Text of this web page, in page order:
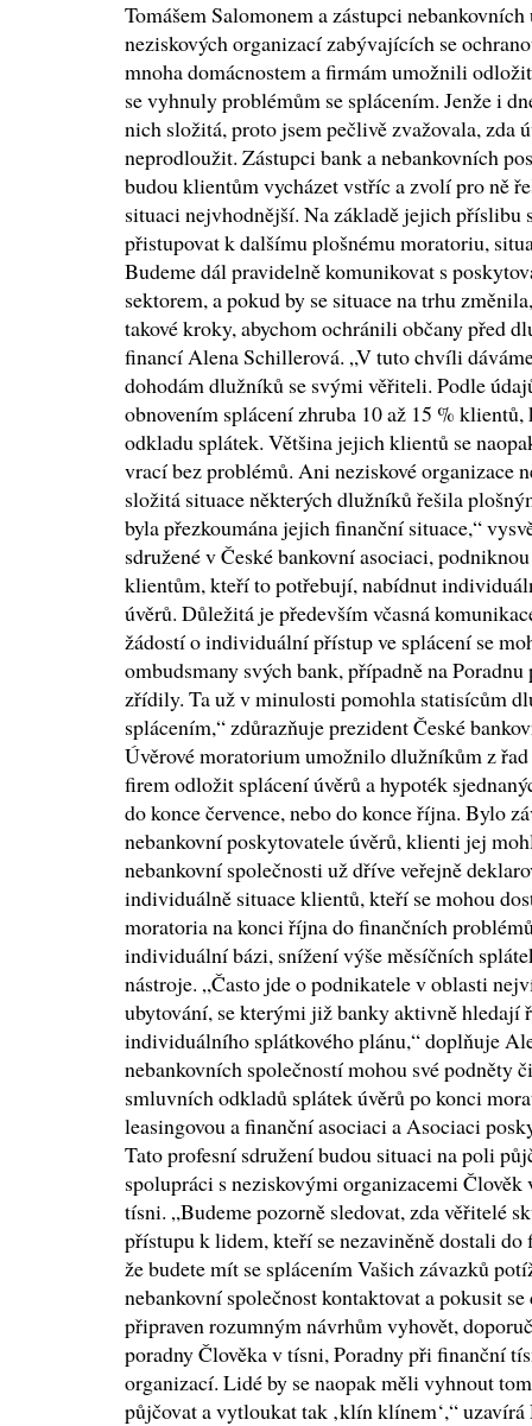
Tomášem Salomonem a zástupci
neziskových organizací zabývajících se
mnoha domácnostem a firmám umožnili
se vyhnuly problémům se splácením. Jenže i
nich složitá, proto jsem pečlivě zvažovala, zda
neprodloužit. Zástupci bank a nebankovních
budou klientům vycházet vstříc a zvolí pro ně
situaci nejvhodnější. Na základě jejich příslibu
přistupovat k dalšímu plošnému moratoriu,
Budeme dál pravidelně komunikovat s
sektorem, a pokud by se situace na trhu
takové kroky, abychom ochránili občany před
financí Alena Schillerová. „V tuto chvíli
dohodám dlužníků se svými věřiteli. Podle
obnovením splácení zhruba 10 až 15 %
odkladu splátek. Většina jejich klientů se
vrací bez problémů. Ani neziskové organizace
složitá situace některých dlužníků řešila
byla přezkoumána jejich finanční situace,“
sdružené v České bankovní asociaci,
klientům, kteří to potřebují, nabídnut
úvěrů. Důležitá je především včasná
žádostí o individuální přístup ve splácení se
ombudsmany svých bank, případně na
zřídily. Ta už v minulosti pomohla statisícům
splácením,“ zdůrazňuje prezident České
Úvěrové moratorium umožnilo dlužníkům z
firem odložit splácení úvěrů a hypoték
do konce července, nebo do konce října. Bylo
nebankovní poskytovatele úvěrů, klienti jej
nebankovní společnosti už dříve veřejně
individuálně situace klientů, kteří se mohou
moratoria na konci října do finančních
individuální bázi, snížení výše měsíčních
nástroje. „Často jde o podnikatele v oblasti
ubytování, se kterými již banky aktivně hledají
individuálního splátkového plánu,“ doplňuje
nebankovních společností mohou své podněty
smluvních odkladů splátek úvěrů po konci
leasingovou a finanční asociaci a Asociaci
Tato profesní sdružení budou situaci na poli
spolupráci s neziskovými organizacemi
tísni. „Budeme pozorně sledovat, zda věřitelé
přístupu k lidem, kteří se nezaviněně dostali
že budete mít se splácením Vašich závazků
nebankovní společnost kontaktovat a pokusit
připraven rozumným návrhům vyhovět,
poradny Člověka v tísni, Poradny při finanční
organizací. Lidé by se naopak měli vyhnout
půjčovat a vytloukat tak ‚klín klínem‘,“